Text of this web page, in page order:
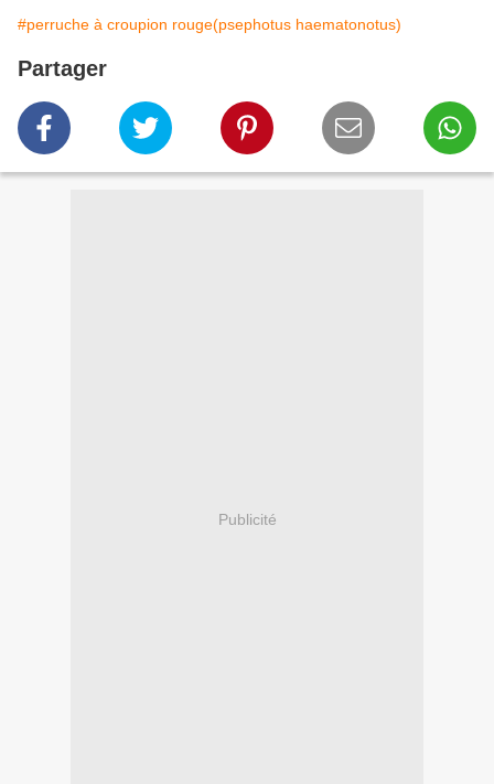
#perruche à croupion rouge(psephotus haematonotus)
Partager
Publicité